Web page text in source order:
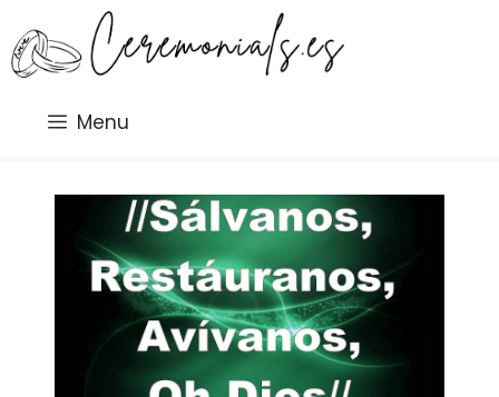
al
contenido
Menu